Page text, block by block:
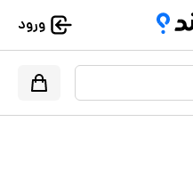
ورود